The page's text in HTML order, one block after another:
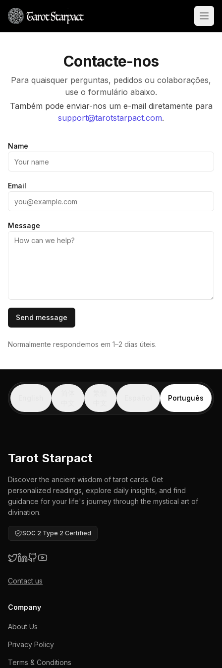
Contacte-nos
Para quaisquer perguntas, pedidos ou colaborações,
use o formulário abaixo.
Também pode enviar-nos um e-mail diretamente para
support@tarotstarpact.com.
Name
Email
Message
Send message
Normalmente respondemos em 1–2 dias úteis.
Português
Tarot Starpact
Discover the ancient wisdom of tarot cards. Get
personalized readings, explore daily insights, and find
guidance for your life's journey through the mystical art of
divination.
SOC 2 Type 2 Certified
Contact us
Company
About Us
Privacy Policy
Terms & Conditions